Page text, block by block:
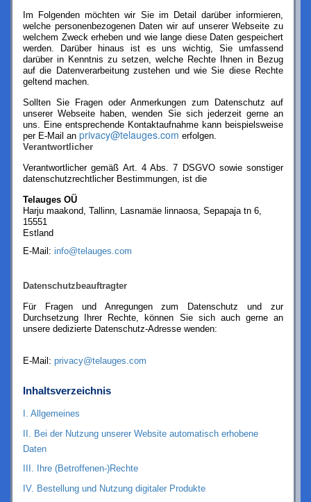
Im Folgenden möchten wir Sie im Detail darüber informieren,
welche personenbezogenen Daten wir auf unserer Webseite zu
welchem Zweck erheben und wie lange diese Daten gespeichert
werden. Darüber hinaus ist es uns wichtig, Sie umfassend
darüber in Kenntnis zu setzen, welche Rechte Ihnen in Bezug
auf die Datenverarbeitung zustehen und wie Sie diese Rechte
geltend machen.
Sollten Sie Fragen oder Anmerkungen zum Datenschutz auf
unserer Webseite haben, wenden Sie sich jederzeit gerne an
uns. Eine entsprechende Kontaktaufnahme kann beispielsweise
per E-Mail an privacy@telauges.com erfolgen.
Verantwortlicher
Verantwortlicher gemäß Art. 4 Abs. 7 DSGVO sowie sonstiger
datenschutzrechtlicher Bestimmungen, ist die
Telauges OÜ
Harju maakond, Tallinn, Lasnamäe linnaosa, Sepapaja tn 6,
15551
Estland
E-Mail: info@telauges.com
Datenschutzbeauftragter
Für Fragen und Anregungen zum Datenschutz und zur
Durchsetzung Ihrer Rechte, können Sie sich auch gerne an
unsere dedizierte Datenschutz-Adresse wenden:
E-Mail: privacy@telauges.com
Inhaltsverzeichnis
Allgemeines
II.
Bei der Nutzung unserer Website automatisch erhobene
Daten
III.
Ihre (Betroffenen-)Rechte
IV. Bestellung und Nutzung digitaler Produkte